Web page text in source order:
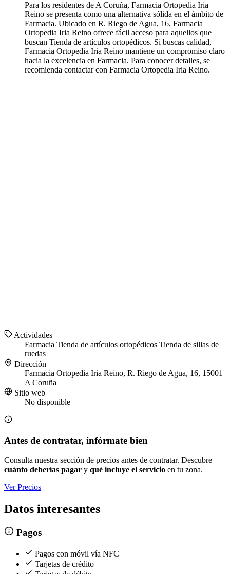
Para los residentes de A Coruña, Farmacia Ortopedia Iria
Reino se presenta como una alternativa sólida en el ámbito de
Farmacia. Ubicado en R. Riego de Agua, 16, Farmacia
Ortopedia Iria Reino ofrece fácil acceso para aquellos que
buscan Tienda de artículos ortopédicos. Si buscas calidad,
Farmacia Ortopedia Iria Reino mantiene un compromiso claro
hacia la excelencia en Farmacia. Para conocer detalles, se
recomienda contactar con Farmacia Ortopedia Iria Reino.
Actividades
Farmacia Tienda de artículos ortopédicos Tienda de sillas de
ruedas
Dirección
Farmacia Ortopedia Iria Reino, R. Riego de Agua, 16, 15001
A Coruña
Sitio web
No disponible
Antes de contratar, infórmate bien
Consulta nuestra sección de precios antes de contratar. Descubre
cuánto deberías pagar y qué incluye el servicio en tu zona.
Ver Precios
Datos interesantes
Pagos
Pagos con móvil vía NFC
Tarjetas de crédito